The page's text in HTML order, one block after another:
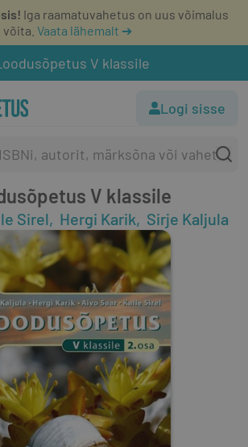
Iga raamatuvahetus on uus võimalus
võita. Vaata lähemalt ➔
V klassile
Logi sisse
V klassile
Sirel Hergi Karik Sirje Kaljula